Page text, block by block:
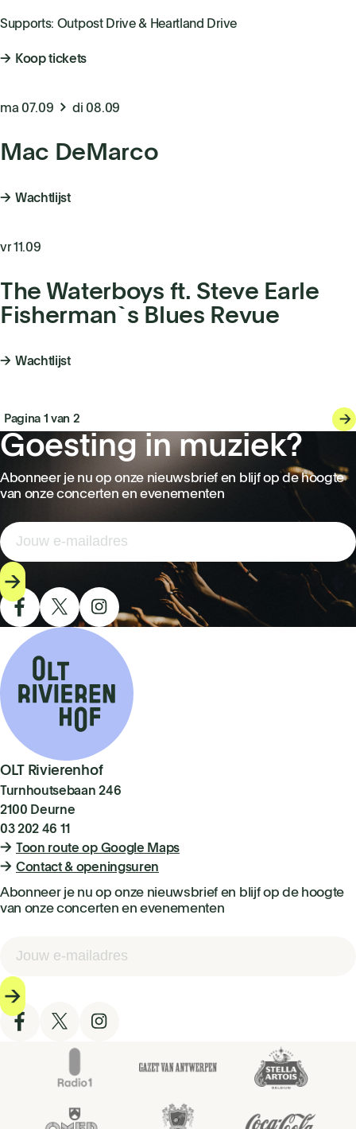
Supports: Outpost Drive & Heartland Drive
Koop tickets
ma 07.09 di 08.09
Mac DeMarco
Wachtlijst
vr 11.09
The Waterboys ft. Steve Earle
Fisherman`s Blues Revue
Wachtlijst
Pagina 1 van 2
Goesting in muziek?
Abonneer je nu op onze nieuwsbrief en blijf op de hoogte
van onze concerten en evenementen
OLT Rivierenhof
Turnhoutsebaan 246
2100 Deurne
03 202 46 11
Toon route op Google Maps
Contact & openingsuren
Abonneer je nu op onze nieuwsbrief en blijf op de hoogte
van onze concerten en evenementen